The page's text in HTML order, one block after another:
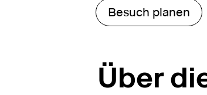
Besuch planen
Über